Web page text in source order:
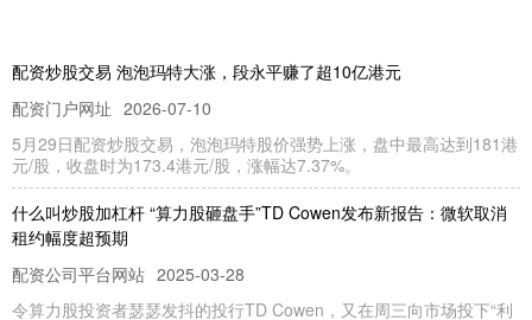
配资炒股交易 泡泡玛特大涨，段永平赚了超10亿港元
配资门户网址 2026-07-10
5月29日配资炒股交易，泡泡玛特股价强势上涨，盘中最高达到181港
元/股，收盘时为173.4港元/股，涨幅达7.37%。
什么叫炒股加杠杆 “算力股砸盘手”TD Cowen发布新报告：微软取消
租约幅度超预期
配资公司平台网站 2025-03-28
令算力股投资者瑟瑟发抖的投行TD Cowen，又在周三向市场投下“利